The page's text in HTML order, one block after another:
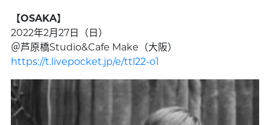
【OSAKA】
2022年2月27日（日）
＠芦原橋Studio&Cafe Make（大阪）
https://t.livepocket.jp/e/ttl22-o1